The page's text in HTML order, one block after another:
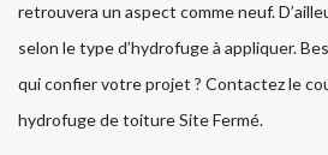
retrouvera un aspect comme neuf.
selon le type d’hydrofuge à appliquer.
qui confier votre projet ? Contactez le
hydrofuge de toiture Site Fermé.